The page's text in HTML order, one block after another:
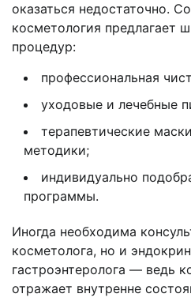
оказаться недостаточно.
косметология предлагает
процедур:
профессиональная
уходовые и лечебные
терапевтические
методики;
индивидуально
программы.
Иногда необходима
косметолога, но и
гастроэнтеролога — ведь
отражает внутренне